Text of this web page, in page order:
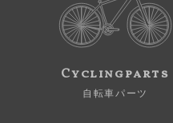
Cyclingparts
自転車パーツ